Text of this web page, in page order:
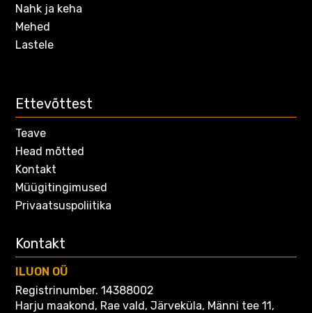
Nahk ja keha
Mehed
Lastele
Ettevõttest
Teave
Head mõtted
Kontakt
Müügitingimused
Privaatsuspoliitika
Kontakt
ILUON OÜ
Registrinumber. 14388002
Harju maakond, Rae vald, Järveküla, Männi tee 11,